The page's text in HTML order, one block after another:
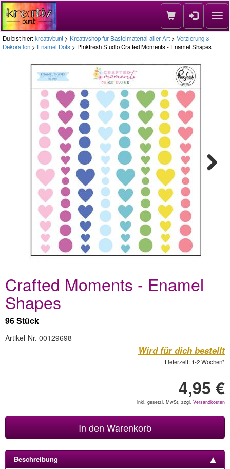
Du bist hier:kreativbunt > Kreativshop für Bastelmaterial aller Art > Verzierung &
Dekoration > Enamel Dots > Pinkfresh Studio Crafted Moments - Enamel Shapes
Crafted Moments - Enamel
Shapes
96 Stück
Artikel-Nr. 00129698
Wird für dich bestellt
Lieferzeit: 1-2 Wochen*
4,95 €
inkl. gesetzl. MwSt, zzgl. Versandkosten
In den Warenkorb
Beschreibung